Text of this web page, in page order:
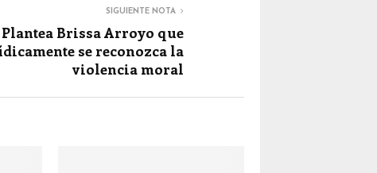
SIGUIENTE NOTA
Plantea Brissa Arroyo que
se reconozca la
violencia moral